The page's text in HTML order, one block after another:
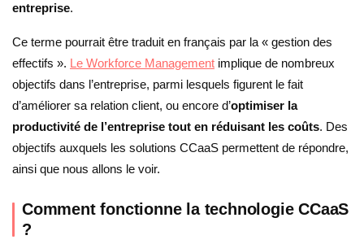
entreprise.
Ce terme pourrait être traduit en français par la « gestion des
effectifs ». Le Workforce Management implique de nombreux
objectifs dans l’entreprise, parmi lesquels figurent le fait
d’améliorer sa relation client, ou encore d’optimiser la
productivité de l’entreprise tout en réduisant les coûts. Des
objectifs auxquels les solutions CCaaS permettent de répondre,
ainsi que nous allons le voir.
Comment fonctionne la technologie CCaaS
?